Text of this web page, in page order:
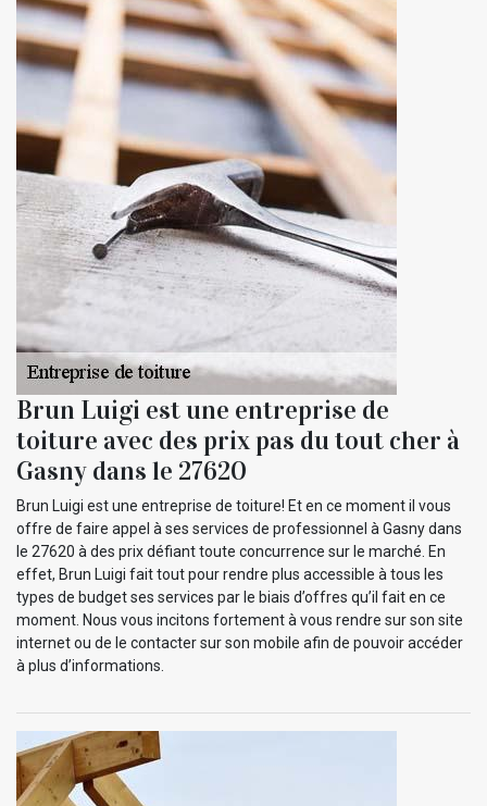
Brun Luigi est une entreprise de
toiture avec des prix pas du tout cher à
Gasny dans le 27620
Brun Luigi est une entreprise de toiture! Et en ce moment il vous
offre de faire appel à ses services de professionnel à Gasny dans
le 27620 à des prix défiant toute concurrence sur le marché. En
effet, Brun Luigi fait tout pour rendre plus accessible à tous les
types de budget ses services par le biais d’offres qu’il fait en ce
moment. Nous vous incitons fortement à vous rendre sur son site
internet ou de le contacter sur son mobile afin de pouvoir accéder
à plus d’informations.